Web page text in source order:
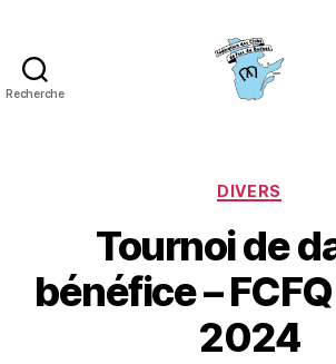
Recherche
de
du
Québec
(FCFQ)
Catégories
DIVERS
Tournoi de
bénéfice –
2024